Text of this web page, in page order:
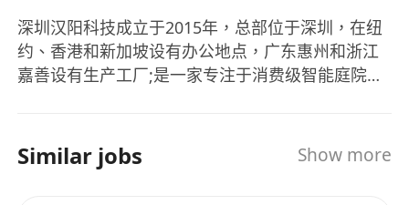
深圳汉阳科技成立于2015年，总部位于深圳，在纽
约、香港和新加坡设有办公地点，广东惠州和浙江
嘉善设有生产工厂;是一家专注于消费级智能庭院维
体验。 Yarbo是深圳汉阳科技有限公司旗下的扫雪
机器人品牌，产品实现了自主导航算法、自助路径
Similar jobs Show more